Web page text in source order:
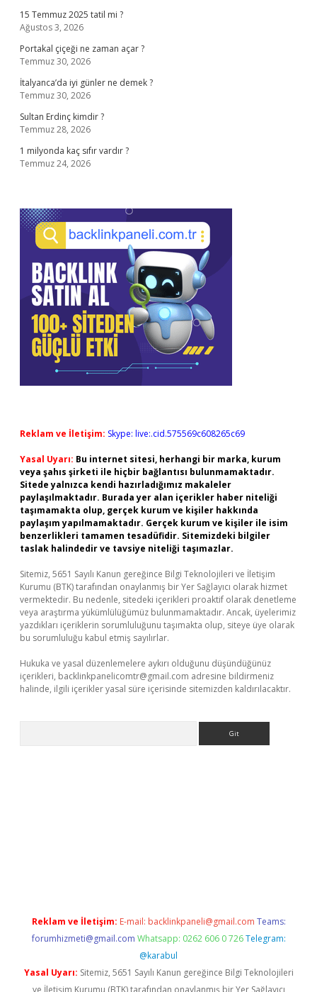
15 Temmuz 2025 tatil mi ?
Ağustos 3, 2026
Portakal çiçeği ne zaman açar ?
Temmuz 30, 2026
İtalyanca’da iyi günler ne demek ?
Temmuz 30, 2026
Sultan Erdinç kimdir ?
Temmuz 28, 2026
1 milyonda kaç sıfır vardır ?
Temmuz 24, 2026
Reklam ve İletişim: Skype: live:.cid.575569c608265c69
Yasal Uyarı: Bu internet sitesi, herhangi bir marka, kurum
veya şahıs şirketi ile hiçbir bağlantısı bulunmamaktadır.
Sitede yalnızca kendi hazırladığımız makaleler
paylaşılmaktadır. Burada yer alan içerikler haber niteliği
taşımamakta olup, gerçek kurum ve kişiler hakkında
paylaşım yapılmamaktadır. Gerçek kurum ve kişiler ile isim
benzerlikleri tamamen tesadüfidir. Sitemizdeki bilgiler
taslak halindedir ve tavsiye niteliği taşımazlar.
Sitemiz, 5651 Sayılı Kanun gereğince Bilgi Teknolojileri ve İletişim
Kurumu (BTK) tarafından onaylanmış bir Yer Sağlayıcı olarak hizmet
vermektedir. Bu nedenle, sitedeki içerikleri proaktif olarak denetleme
veya araştırma yükümlülüğümüz bulunmamaktadır. Ancak, üyelerimiz
yazdıkları içeriklerin sorumluluğunu taşımakta olup, siteye üye olarak
bu sorumluluğu kabul etmiş sayılırlar.
Hukuka ve yasal düzenlemelere aykırı olduğunu düşündüğünüz
içerikleri, backlinkpanelicomtr@gmail.com adresine bildirmeniz
halinde, ilgili içerikler yasal süre içerisinde sitemizden kaldırılacaktır.
Reklam ve İletişim: E-mail: backlinkpaneli@gmail.com Teams:
forumhizmeti@gmail.com Whatsapp: 0262 606 0 726 Telegram:
@karabul
Yasal Uyarı: Sitemiz, 5651 Sayılı Kanun gereğince Bilgi Teknolojileri
ve İletişim Kurumu (BTK) tarafından onaylanmış bir Yer Sağlayıcı